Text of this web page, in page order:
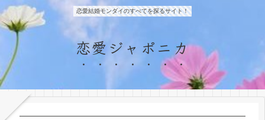
恋愛結婚モンダイのすべてを探るサイト！
恋愛ジャポニカ